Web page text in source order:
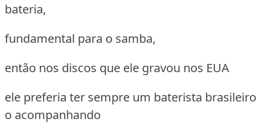
bateria,
fundamental para o samba,
então nos discos que ele gravou nos EUA
ele preferia ter sempre um baterista brasileiro
o acompanhando